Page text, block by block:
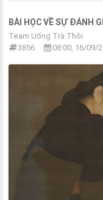
BÀI HỌC VỀ SỰ ĐÁNH
Team Uống Trà Thôi
3856
08:00, 16/09/